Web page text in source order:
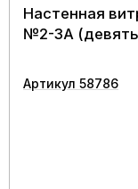
Настенная
№2-3А
Артикул 58786